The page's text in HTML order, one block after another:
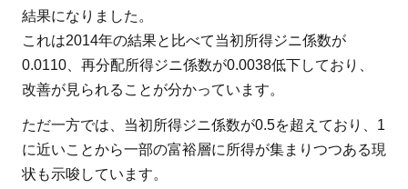
結果になりました。
これは2014年の結果と比べて当初所得ジニ係数が
0.0110、再分配所得ジニ係数が0.0038低下しており、
改善が見られることが分かっています。
ただ一方では、当初所得ジニ係数が0.5を超えており、1
に近いことから一部の富裕層に所得が集まりつつある現
状も示唆しています。